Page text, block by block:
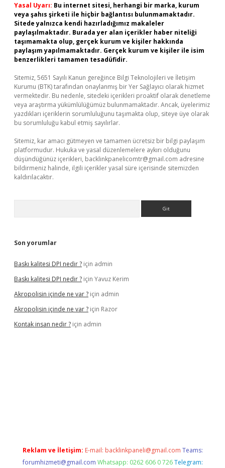
Yasal Uyarı: Bu internet sitesi, herhangi bir marka, kurum
veya şahıs şirketi ile hiçbir bağlantısı bulunmamaktadır.
Sitede yalnızca kendi hazırladığımız makaleler
paylaşılmaktadır. Burada yer alan içerikler haber niteliği
taşımamakta olup, gerçek kurum ve kişiler hakkında
paylaşım yapılmamaktadır. Gerçek kurum ve kişiler ile isim
benzerlikleri tamamen tesadüfidir.
Sitemiz, 5651 Sayılı Kanun gereğince Bilgi Teknolojileri ve İletişim
Kurumu (BTK) tarafından onaylanmış bir Yer Sağlayıcı olarak hizmet
vermektedir. Bu nedenle, sitedeki içerikleri proaktif olarak denetleme
veya araştırma yükümlülüğümüz bulunmamaktadır. Ancak, üyelerimiz
yazdıkları içeriklerin sorumluluğunu taşımakta olup, siteye üye olarak
bu sorumluluğu kabul etmiş sayılırlar.
Sitemiz, kar amacı gütmeyen ve tamamen ücretsiz bir bilgi paylaşım
platformudur. Hukuka ve yasal düzenlemelere aykırı olduğunu
düşündüğünüz içerikleri, backlinkpanelicomtr@gmail.com adresine
bildirmeniz halinde, ilgili içerikler yasal süre içerisinde sitemizden
kaldırılacaktır.
Son yorumlar
Baskı kalitesi DPI nedir ? için admin
Baskı kalitesi DPI nedir ? için Yavuz Kerim
Akropolisin içinde ne var ? için admin
Akropolisin içinde ne var ? için Razor
Kontak insan nedir ? için admin
Reklam ve İletişim: E-mail: backlinkpaneli@gmail.com Teams:
forumhizmeti@gmail.com Whatsapp: 0262 606 0 726 Telegram: